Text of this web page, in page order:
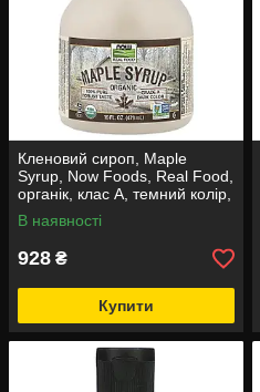
Кленовий сироп, Maple
Syrup, Now Foods, Real Food,
органік, клас A, темний колір,
473 мл
В наявності
928 ₴
Купити